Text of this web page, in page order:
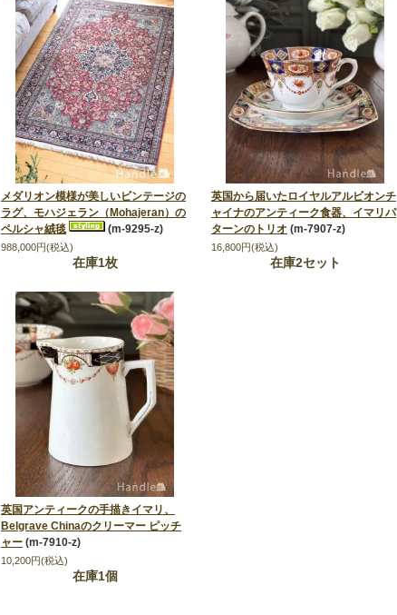
メダリオン模様が美しいビンテージの
ラグ、モハジェラン（Mohajeran）の
ペルシャ絨毯
(m-9295-z)
988,000円(税込)
在庫1枚
英国から届いたロイヤルアルビオンチ
ャイナのアンティーク食器、イマリパ
ターンのトリオ (m-7907-z)
16,800円(税込)
在庫2セット
英国アンティークの手描きイマリ、
Belgrave Chinaのクリーマー ピッチ
ャー (m-7910-z)
10,200円(税込)
在庫1個